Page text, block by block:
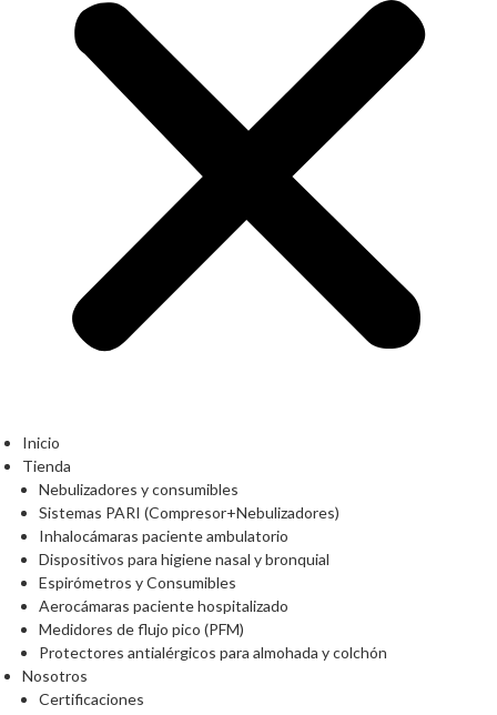
Inicio
Tienda
Nebulizadores y consumibles
Sistemas PARI (Compresor+Nebulizadores)
Inhalocámaras paciente ambulatorio
Dispositivos para higiene nasal y bronquial
Espirómetros y Consumibles
Aerocámaras paciente hospitalizado
Medidores de flujo pico (PFM)
Protectores antialérgicos para almohada y colchón
Nosotros
Certificaciones